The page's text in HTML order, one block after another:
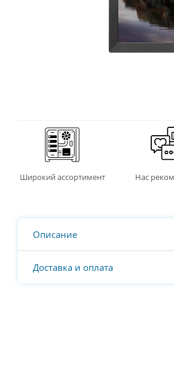
Широкий ассортимент Нас
Описание
Доставка и оплата